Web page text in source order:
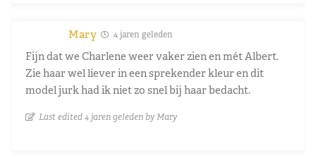
Mary 4 jaren geleden
Fijn dat we Charlene weer vaker zien en mét Albert.
Zie haar wel liever in een sprekender kleur en dit
model jurk had ik niet zo snel bij haar bedacht.
Last edited 4 jaren geleden by Mary